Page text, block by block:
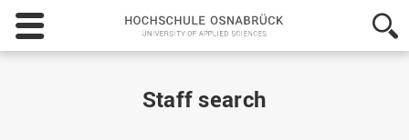
Hochschule
Osnabrück
-
Staff search